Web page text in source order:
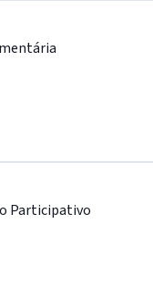
Participativo